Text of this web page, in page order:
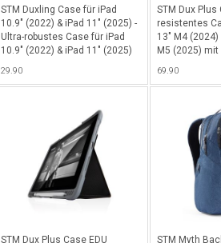
STM Duxling Case für iPad
10.9" (2022) & iPad 11" (2025) -
Ultra-robustes Case für iPad
10.9" (2022) & iPad 11" (2025)
innovatives Zwei-Griff-Design
für einfaches Tragen,
stoßabsorbierendes Material
mit transparenter Rückseite für
Asset-Tagging sowie einfacher
Zugriff auf Power- und
Lautstärketasten - Schwarz
29.90
STM Dux Plus
resistentes
13" M4 (2024)
M5 (2025)
69.90
STM Dux Plus Case EDU
STM Myth